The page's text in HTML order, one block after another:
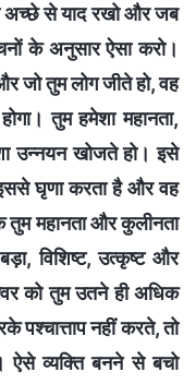
अच्छे से याद रखो और जब
के अनुसार ऐसा करो।
जो तुम लोग जीते हो, वह
तुम हमेशा महानता,
उन्नयन खोजते हो। इसे
घृणा करता है और वह
महानता और कुलीनता
विशिष्ट, उत्कृष्ट और
को तुम उतने ही अधिक
पश्चात्ताप नहीं करते, तो
ऐसे व्यक्ति बनने से बचो